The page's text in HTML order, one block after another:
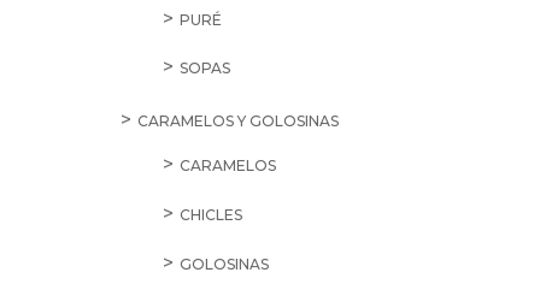
PURÉ
SOPAS
CARAMELOS Y GOLOSINAS
CARAMELOS
CHICLES
GOLOSINAS